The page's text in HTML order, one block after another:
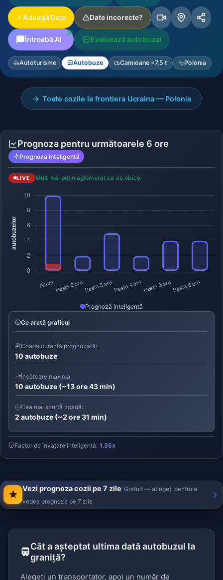
Adaugă Date Date incorecte?
Întreabă AI Evaluează autobuzul
Autoturisme Autobuze Camioane <7,5 t Polonia
Toate cozile la frontiera Ucraina — Polonia
Prognoza pentru următoarele 6 ore
Prognoză inteligentă
LIVE Mult mai puțin aglomerat ca de obicei
Prognoză inteligentă
Ce arată graficul
Coada curentă prognozată:
10 autobuze
Încărcare maximă:
10 autobuze (~13 ore 43 min)
Cea mai scurtă coadă:
2 autobuze (~2 ore 31 min)
Factor de învățare inteligentă: 1.35x
Vezi prognoza cozii pe 7 zile Gratuit — atingeți pentru a
vedea prognoza pe 7 zile
Cât a așteptat ultima dată autobuzul la
graniță?
Alegeți un transportator, apoi un număr de